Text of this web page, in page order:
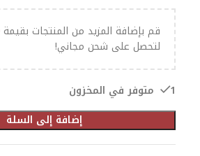
قم بإضافة المزيد من المنتجات بقيمة
لتحصل على شحن مجاني!
1 متوفر في المخزون
إضافة إلى السلة